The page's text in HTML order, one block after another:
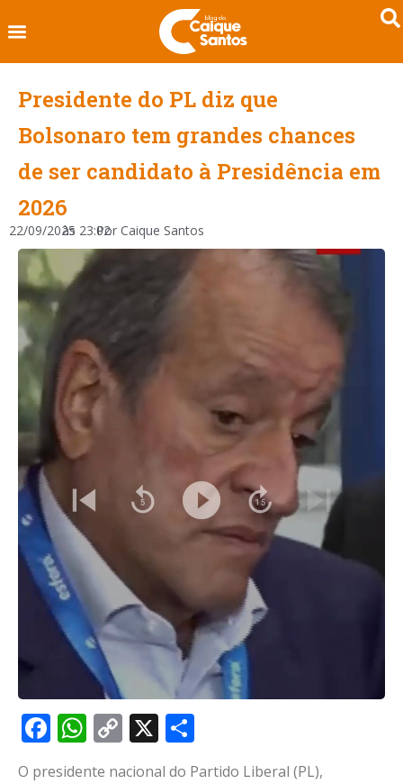
Presidente do PL diz que
Bolsonaro tem grandes chances
de ser candidato à Presidência em
2026
22/09/2025
às 23:02
Por Caique Santos
Facebook
WhatsApp
Copy
Link
X
O presidente nacional do Partido Liberal (PL),